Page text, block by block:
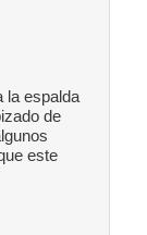
la espalda
de
este